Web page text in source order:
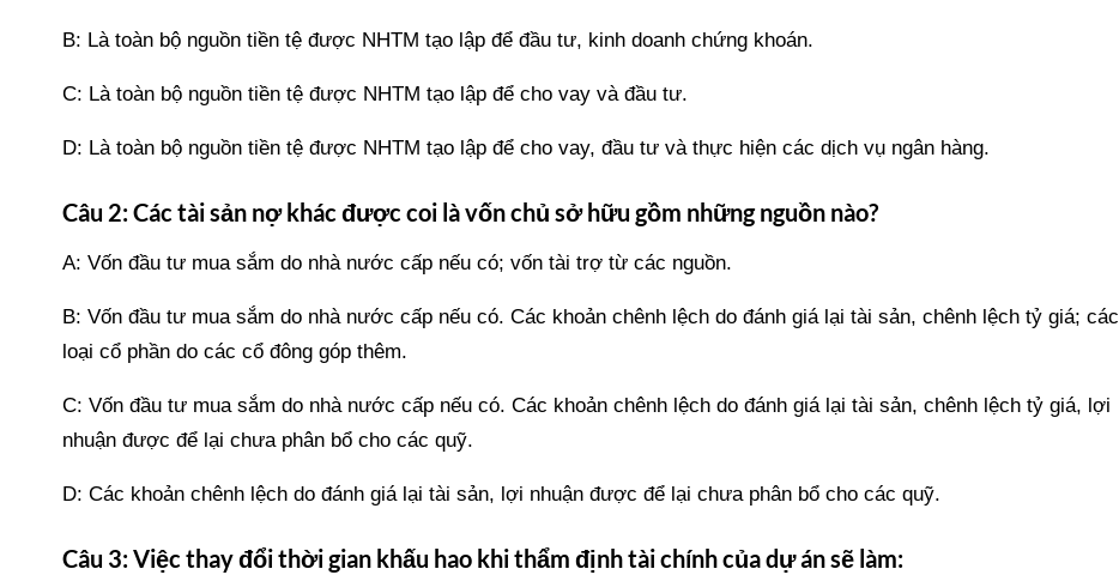
B: Là toàn bộ nguồn tiền tệ được NHTM tạo lập để đầu tư, kinh doanh chứng khoán.
C: Là toàn bộ nguồn tiền tệ được NHTM tạo lập để cho vay và đầu tư.
D: Là toàn bộ nguồn tiền tệ được NHTM tạo lập để cho vay, đầu tư và thực hiện các dịch vụ ngân hàng.
Câu 2: Các tài sản nợ khác được coi là vốn chủ sở hữu gồm những nguồn nào?
A: Vốn đầu tư mua sắm do nhà nước cấp nếu có; vốn tài trợ từ các nguồn.
B: Vốn đầu tư mua sắm do nhà nước cấp nếu có. Các khoản chênh lệch do đánh giá lại tài sản, chênh lệch tỷ giá; các
loại cổ phần do các cổ đông góp thêm.
C: Vốn đầu tư mua sắm do nhà nước cấp nếu có. Các khoản chênh lệch do đánh giá lại tài sản, chênh lệch tỷ giá, lợi
nhuận được để lại chưa phân bổ cho các quỹ.
D: Các khoản chênh lệch do đánh giá lại tài sản, lợi nhuận được để lại chưa phân bổ cho các quỹ.
Câu 3: Việc thay đổi thời gian khấu hao khi thẩm định tài chính của dự án sẽ làm: